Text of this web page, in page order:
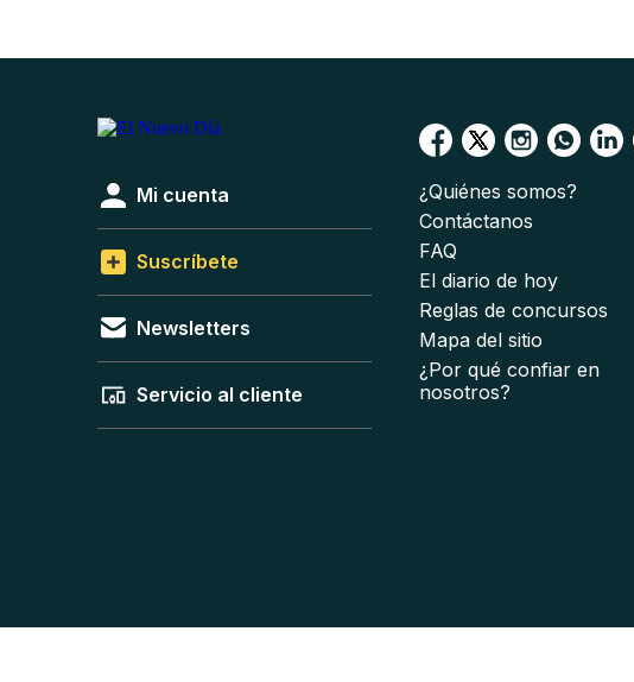
Mi cuenta
Suscríbete
Newsletters
Servicio al cliente
¿Quiénes somos?
Contáctanos
FAQ
El diario de hoy
Reglas de concursos
Mapa del sitio
¿Por qué confiar en
nosotros?